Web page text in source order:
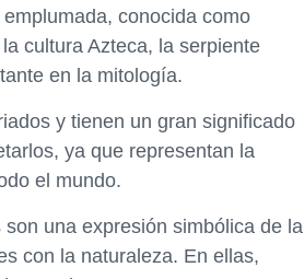
conocida como
cultura Azteca, la serpiente
en la mitología.
y tienen un gran significado
ya que representan la
el mundo.
una expresión simbólica de la
con la naturaleza. En ellas,